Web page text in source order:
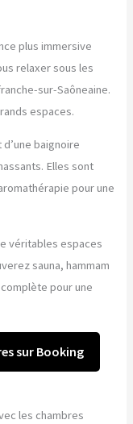
plus immersive
relaxer sous les
sur-Saôneaine.
espaces.
baignoire
Elles sont
pour une
véritables espaces
sauna, hammam
pour une
sur Booking
les chambres